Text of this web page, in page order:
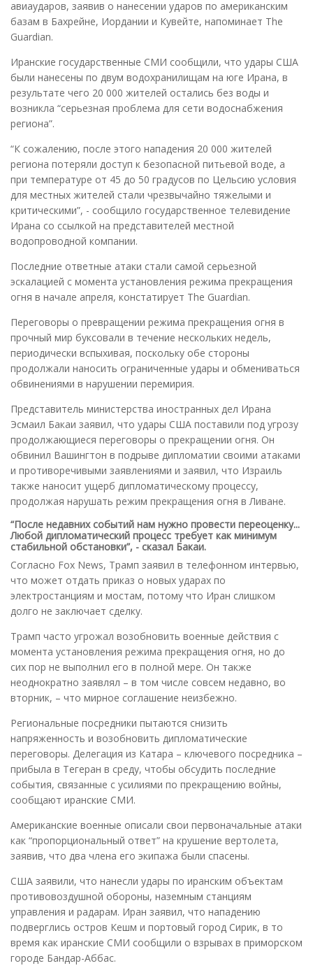
авиаударов, заявив о нанесении ударов по американским
базам в Бахрейне, Иордании и Кувейте, напоминает The
Guardian.
Иранские государственные СМИ сообщили, что удары США
были нанесены по двум водохранилищам на юге Ирана, в
результате чего 20 000 жителей остались без воды и
возникла “серьезная проблема для сети водоснабжения
региона”.
“К сожалению, после этого нападения 20 000 жителей
региона потеряли доступ к безопасной питьевой воде, а
при температуре от 45 до 50 градусов по Цельсию условия
для местных жителей стали чрезвычайно тяжелыми и
критическими”, - сообщило государственное телевидение
Ирана со ссылкой на представителей местной
водопроводной компании.
Последние ответные атаки стали самой серьезной
эскалацией с момента установления режима прекращения
огня в начале апреля, констатирует The Guardian.
Переговоры о превращении режима прекращения огня в
прочный мир буксовали в течение нескольких недель,
периодически вспыхивая, поскольку обе стороны
продолжали наносить ограниченные удары и обмениваться
обвинениями в нарушении перемирия.
Представитель министерства иностранных дел Ирана
Эсмаил Бакаи заявил, что удары США поставили под угрозу
продолжающиеся переговоры о прекращении огня. Он
обвинил Вашингтон в подрыве дипломатии своими атаками
и противоречивыми заявлениями и заявил, что Израиль
также наносит ущерб дипломатическому процессу,
продолжая нарушать режим прекращения огня в Ливане.
“После недавних событий нам нужно провести переоценку...
Любой дипломатический процесс требует как минимум
стабильной обстановки”, - сказал Бакаи.
Согласно Fox News, Трамп заявил в телефонном интервью,
что может отдать приказ о новых ударах по
электростанциям и мостам, потому что Иран слишком
долго не заключает сделку.
Трамп часто угрожал возобновить военные действия с
момента установления режима прекращения огня, но до
сих пор не выполнил его в полной мере. Он также
неоднократно заявлял – в том числе совсем недавно, во
вторник, – что мирное соглашение неизбежно.
Региональные посредники пытаются снизить
напряженность и возобновить дипломатические
переговоры. Делегация из Катара – ключевого посредника –
прибыла в Тегеран в среду, чтобы обсудить последние
события, связанные с усилиями по прекращению войны,
сообщают иранские СМИ.
Американские военные описали свои первоначальные атаки
как “пропорциональный ответ” на крушение вертолета,
заявив, что два члена его экипажа были спасены.
США заявили, что нанесли удары по иранским объектам
противовоздушной обороны, наземным станциям
управления и радарам. Иран заявил, что нападению
подверглись остров Кешм и портовый город Сирик, в то
время как иранские СМИ сообщили о взрывах в приморском
городе Бандар-Аббас.